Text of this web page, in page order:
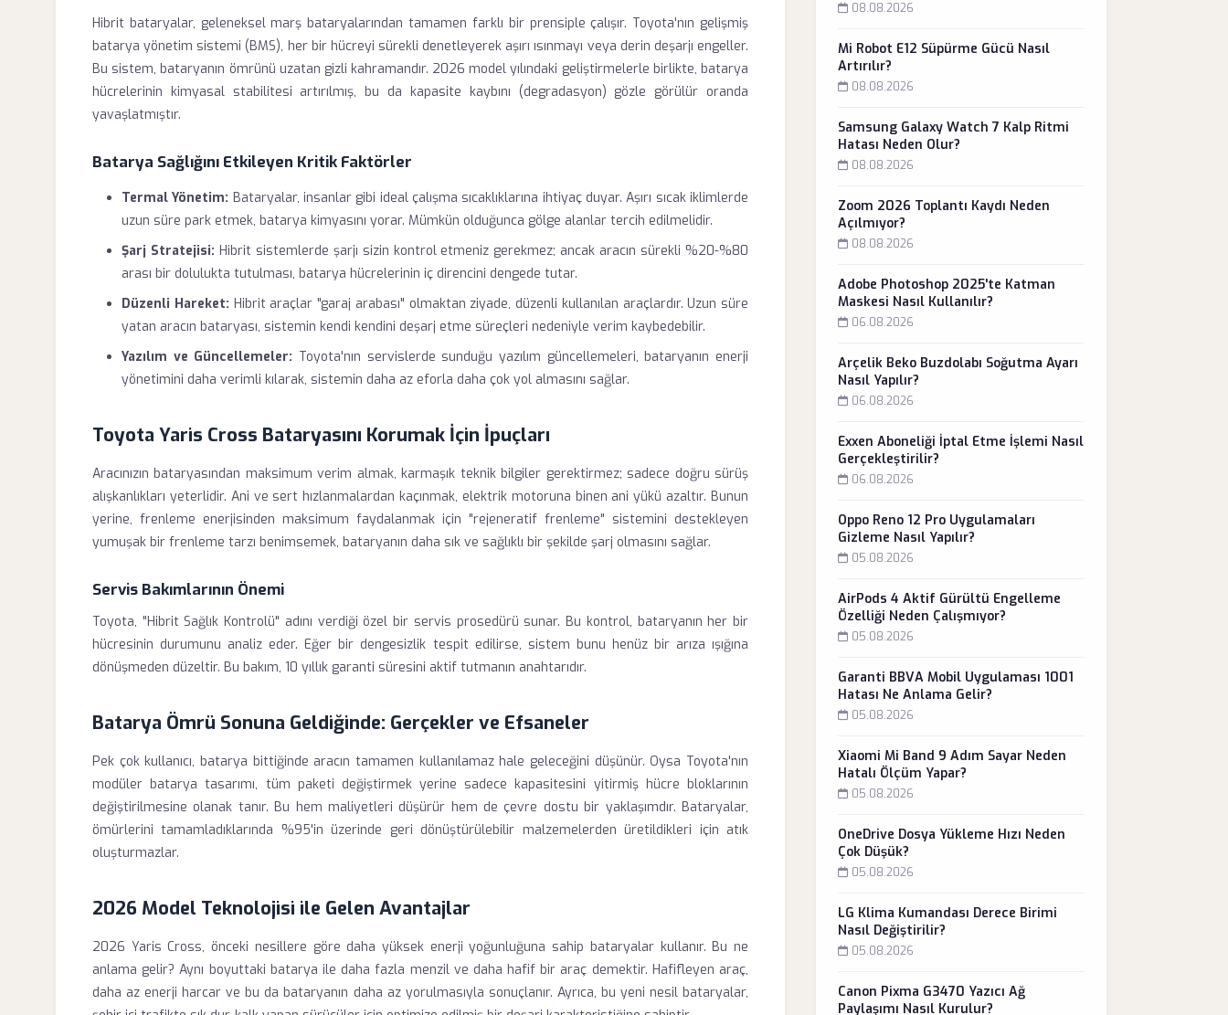
Hibrit bataryalar, geleneksel marş bataryalarından tamamen farklı bir prensiple çalışır. Toyota'nın gelişmiş
batarya yönetim sistemi (BMS), her bir hücreyi sürekli denetleyerek aşırı ısınmayı veya derin deşarjı engeller.
Bu sistem, bataryanın ömrünü uzatan gizli kahramandır. 2026 model yılındaki geliştirmelerle birlikte, batarya
hücrelerinin kimyasal stabilitesi artırılmış, bu da kapasite kaybını (degradasyon) gözle görülür oranda
yavaşlatmıştır.
Batarya Sağlığını Etkileyen Kritik Faktörler
Termal Yönetim: Bataryalar, insanlar gibi ideal çalışma sıcaklıklarına ihtiyaç duyar. Aşırı sıcak iklimlerde
uzun süre park etmek, batarya kimyasını yorar. Mümkün olduğunca gölge alanlar tercih edilmelidir.
Şarj Stratejisi: Hibrit sistemlerde şarjı sizin kontrol etmeniz gerekmez; ancak aracın sürekli %20-%80
arası bir dolulukta tutulması, batarya hücrelerinin iç direncini dengede tutar.
Düzenli Hareket: Hibrit araçlar "garaj arabası" olmaktan ziyade, düzenli kullanılan araçlardır. Uzun süre
yatan aracın bataryası, sistemin kendi kendini deşarj etme süreçleri nedeniyle verim kaybedebilir.
Yazılım ve Güncellemeler: Toyota'nın servislerde sunduğu yazılım güncellemeleri, bataryanın enerji
yönetimini daha verimli kılarak, sistemin daha az eforla daha çok yol almasını sağlar.
Toyota Yaris Cross Bataryasını Korumak İçin İpuçları
Aracınızın bataryasından maksimum verim almak, karmaşık teknik bilgiler gerektirmez; sadece doğru sürüş
alışkanlıkları yeterlidir. Ani ve sert hızlanmalardan kaçınmak, elektrik motoruna binen ani yükü azaltır. Bunun
yerine, frenleme enerjisinden maksimum faydalanmak için "rejeneratif frenleme" sistemini destekleyen
yumuşak bir frenleme tarzı benimsemek, bataryanın daha sık ve sağlıklı bir şekilde şarj olmasını sağlar.
Servis Bakımlarının Önemi
Toyota, "Hibrit Sağlık Kontrolü" adını verdiği özel bir servis prosedürü sunar. Bu kontrol, bataryanın her bir
hücresinin durumunu analiz eder. Eğer bir dengesizlik tespit edilirse, sistem bunu henüz bir arıza ışığına
dönüşmeden düzeltir. Bu bakım, 10 yıllık garanti süresini aktif tutmanın anahtarıdır.
Batarya Ömrü Sonuna Geldiğinde: Gerçekler ve Efsaneler
Pek çok kullanıcı, batarya bittiğinde aracın tamamen kullanılamaz hale geleceğini düşünür. Oysa Toyota'nın
modüler batarya tasarımı, tüm paketi değiştirmek yerine sadece kapasitesini yitirmiş hücre bloklarının
değiştirilmesine olanak tanır. Bu hem maliyetleri düşürür hem de çevre dostu bir yaklaşımdır. Bataryalar,
ömürlerini tamamladıklarında %95'in üzerinde geri dönüştürülebilir malzemelerden üretildikleri için atık
oluşturmazlar.
2026 Model Teknolojisi ile Gelen Avantajlar
2026 Yaris Cross, önceki nesillere göre daha yüksek enerji yoğunluğuna sahip bataryalar kullanır. Bu ne
anlama gelir? Aynı boyuttaki batarya ile daha fazla menzil ve daha hafif bir araç demektir. Hafifleyen araç,
daha az enerji harcar ve bu da bataryanın daha az yorulmasıyla sonuçlanır. Ayrıca, bu yeni nesil bataryalar,
08.08.2026
Mi Robot E12 Süpürme Gücü Nasıl
Artırılır?
08.08.2026
Samsung Galaxy Watch 7 Kalp Ritmi
Hatası Neden Olur?
08.08.2026
Zoom 2026 Toplantı Kaydı Neden
Açılmıyor?
08.08.2026
Adobe Photoshop 2025'te Katman
Maskesi Nasıl Kullanılır?
06.08.2026
Arçelik Beko Buzdolabı Soğutma Ayarı
Nasıl Yapılır?
06.08.2026
Exxen Aboneliği İptal Etme İşlemi Nasıl
Gerçekleştirilir?
06.08.2026
Oppo Reno 12 Pro Uygulamaları
Gizleme Nasıl Yapılır?
05.08.2026
AirPods 4 Aktif Gürültü Engelleme
Özelliği Neden Çalışmıyor?
05.08.2026
Garanti BBVA Mobil Uygulaması 1001
Hatası Ne Anlama Gelir?
05.08.2026
Xiaomi Mi Band 9 Adım Sayar Neden
Hatalı Ölçüm Yapar?
05.08.2026
OneDrive Dosya Yükleme Hızı Neden
Çok Düşük?
05.08.2026
LG Klima Kumandası Derece Birimi
Nasıl Değiştirilir?
05.08.2026
Canon Pixma G3470 Yazıcı Ağ
Paylaşımı Nasıl Kurulur?